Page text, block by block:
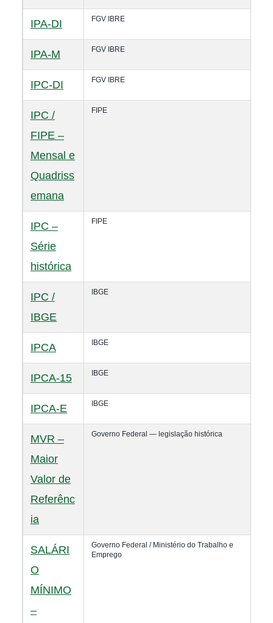
IPA-DI FGV IBRE
IPA-M FGV IBRE
IPC-DI FGV IBRE
IPC /
FIPE –
Mensal e
Quadriss
emana
FIPE
IPC –
Série
histórica
FIPE
IPC /
IBGE
IBGE
IPCA IBGE
IPCA-15 IBGE
IPCA-E IBGE
MVR –
Maior
Valor de
Referênc
ia
Governo Federal — legislação histórica
SALÁRI
O
MÍNIMO
–
Governo Federal / Ministério do Trabalho e
Emprego